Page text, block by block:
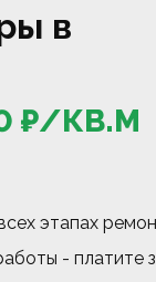
в
₽/КВ.М
этапах
- платите